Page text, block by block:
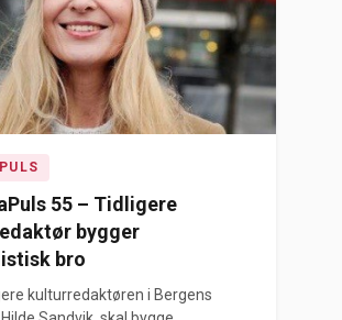
55 – Tidligere
bygger
bro
kulturredaktøren i Bergens